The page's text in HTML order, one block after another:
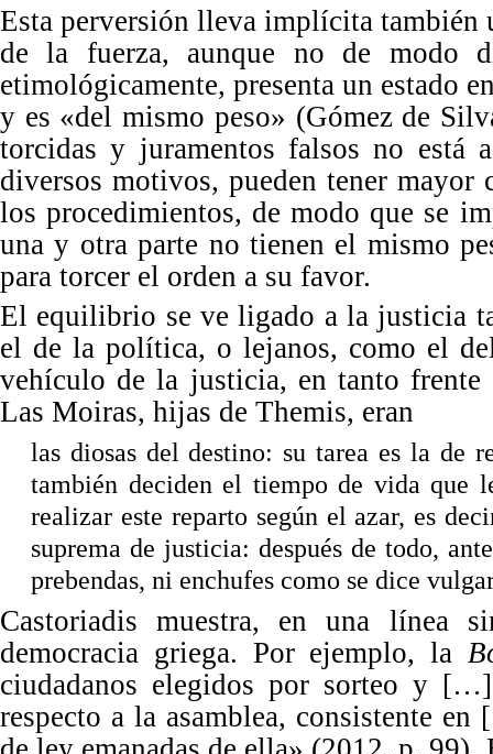
Esta perversión lleva implícita también
de la fuerza, aunque no de modo
etimológicamente, presenta un estado
y es «del mismo peso» (Gómez de
torcidas y juramentos falsos no está
diversos motivos, pueden tener
los procedimientos, de modo que se
una y otra parte no tienen el mismo
para torcer el orden a su favor.
El equilibrio se ve ligado a la justicia
el de la política, o lejanos, como el
vehículo de la justicia, en tanto frente
Las Moiras, hijas de Themis, eran
las diosas del destino: su tarea es la de
también deciden el tiempo de vida que
realizar este reparto según el azar, es
suprema de justicia: después de todo,
prebendas, ni enchufes como se dice
Castoriadis muestra, en una línea
democracia griega. Por ejemplo, la
ciudadanos elegidos por sorteo y
respecto a la asamblea, consistente